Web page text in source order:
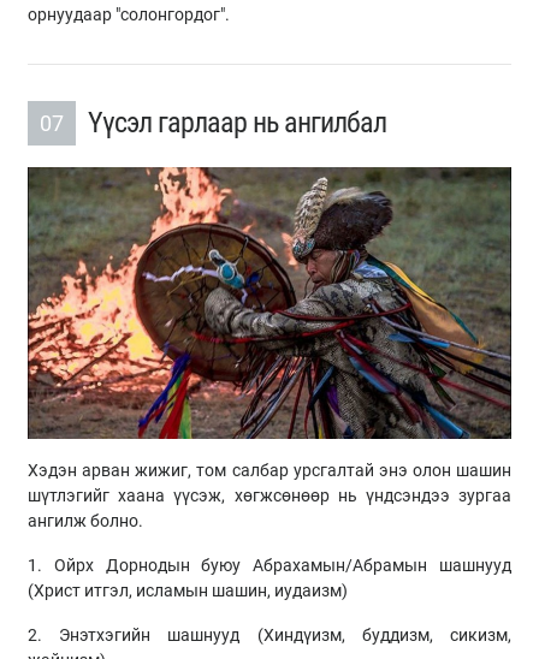
орнуудаар "солонгордог".
07 Үүсэл гарлаар нь ангилбал
Хэдэн арван жижиг, том салбар урсгалтай энэ олон шашин
шүтлэгийг хаана үүсэж, хөгжсөнөөр нь үндсэндээ зургаа
ангилж болно.
1. Ойрх Дорнодын буюу Абрахамын/Абрамын шашнууд
(Христ итгэл, исламын шашин, иудаизм)
2. Энэтхэгийн шашнууд (Хиндүизм, буддизм, сикизм,